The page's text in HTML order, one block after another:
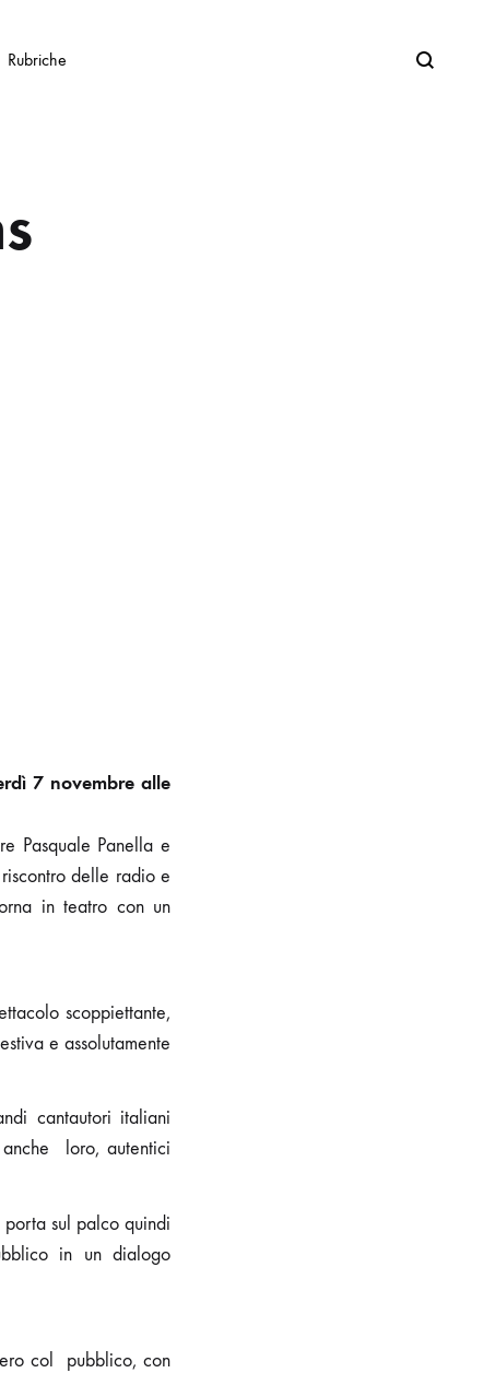
Rubriche Search
7 novembre alle
Pasquale Panella e
delle radio e
in teatro con un
scoppiettante,
e assolutamente
cantautori italiani
loro, autentici
porta sul palco quindi
in un dialogo
col pubblico, con